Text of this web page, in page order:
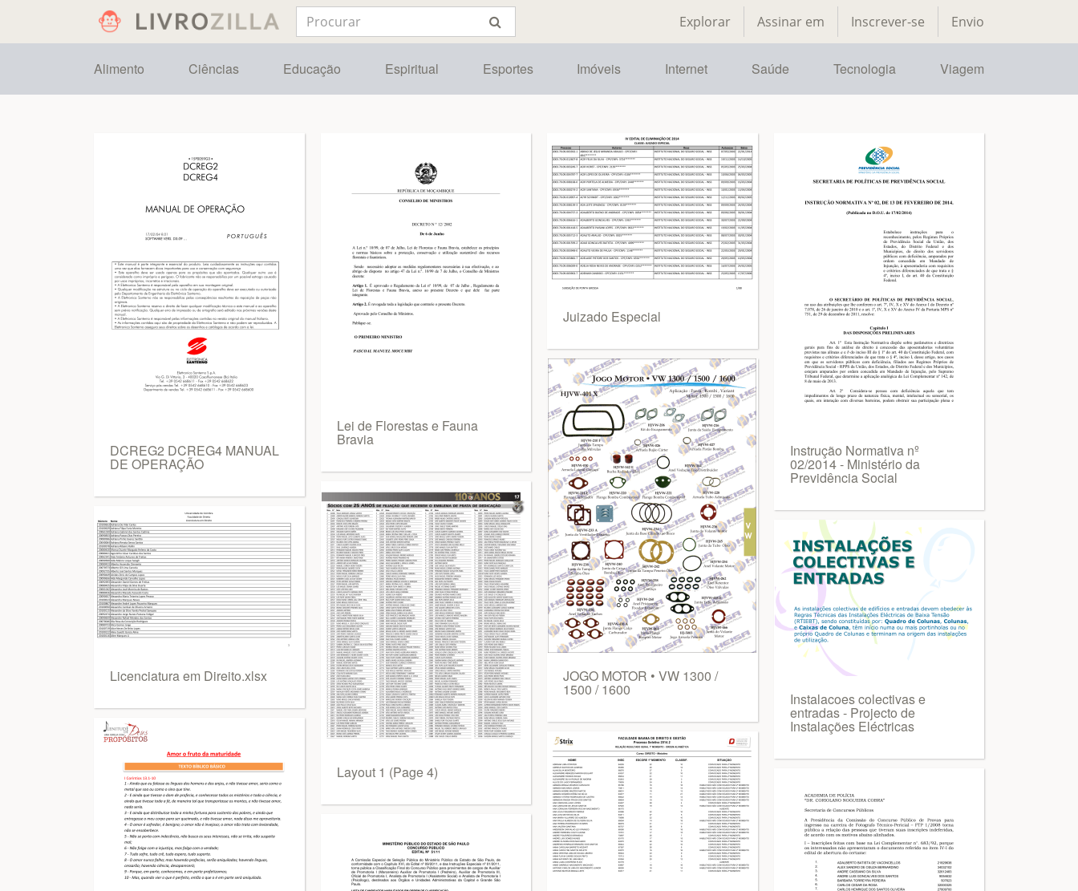
Explorar Assinar em Inscrever-se Envio
Alimento Ciências Educação Espiritual Esportes Imóveis Internet Saúde Tecnologia Viagem
DCREG2 DCREG4 MANUAL
DE OPERAÇÃO
Licenciatura em Direito.xlsx
Lei de Florestas e Fauna
Bravia
Layout 1 (Page 4)
Juizado Especial
JOGO MOTOR • VW 1300 /
1500 / 1600
Instrução Normativa nº
02/2014 - Ministério da
Previdência Social
Instalacoes colectivas e
entradas - Projecto de
Instalações Eléctricas